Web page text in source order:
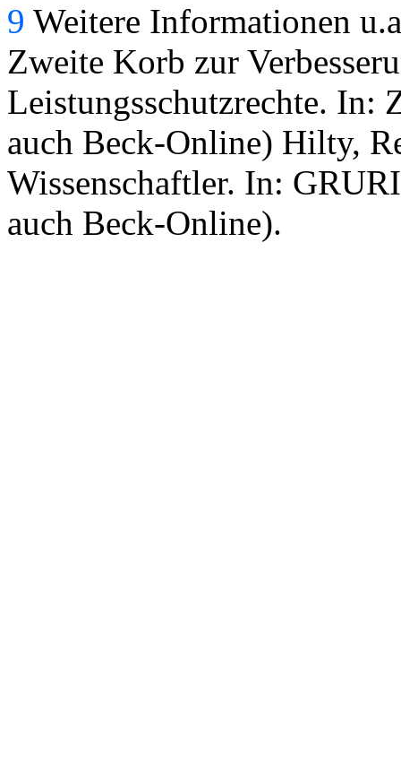
9 Weitere Informationen
Zweite Korb zur
Leistungsschutzrechte. In:
auch Beck-Online) Hilty,
Wissenschaftler. In:
auch Beck-Online).